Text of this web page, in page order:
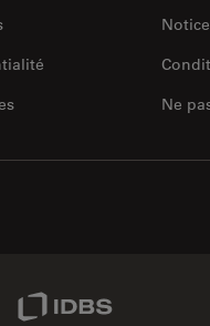
Ne